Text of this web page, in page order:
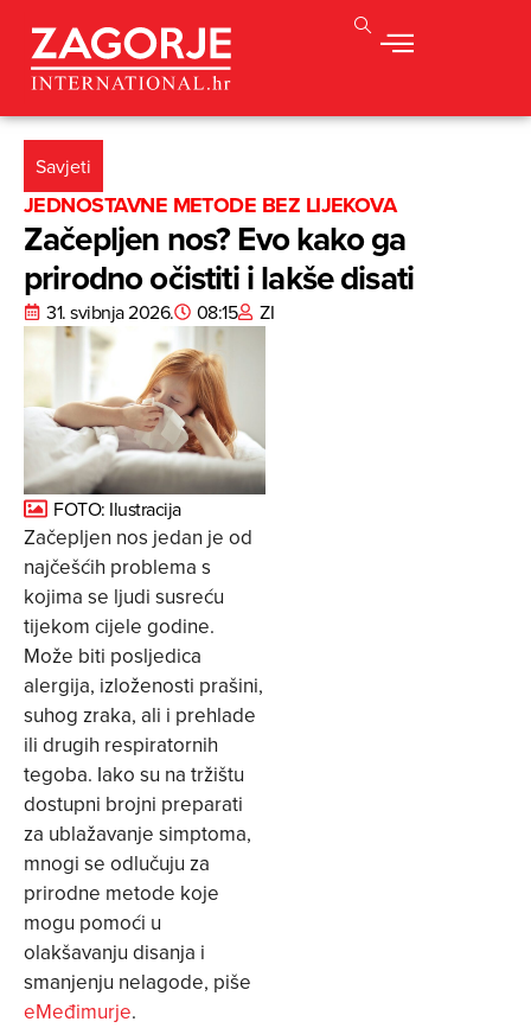
Savjeti
JEDNOSTAVNE METODE BEZ LIJEKOVA
Začepljen nos? Evo kako ga
prirodno očistiti i lakše disati
31. svibnja 2026. 08:15 ZI
FOTO: Ilustracija
Začepljen nos jedan je od
najčešćih problema s
kojima se ljudi susreću
tijekom cijele godine.
Može biti posljedica
alergija, izloženosti prašini,
suhog zraka, ali i prehlade
ili drugih respiratornih
tegoba. Iako su na tržištu
dostupni brojni preparati
za ublažavanje simptoma,
mnogi se odlučuju za
prirodne metode koje
mogu pomoći u
olakšavanju disanja i
smanjenju nelagode, piše
eMeđimurje.